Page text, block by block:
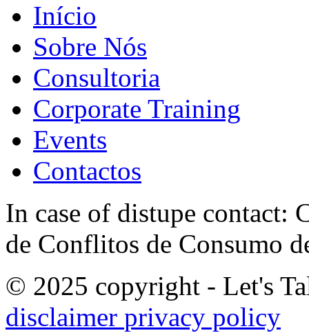
Início
Sobre Nós
Consultoria
Corporate Training
Events
Contactos
In case of distupe contact:
de Conflitos de Consumo
© 2025 copyright - Let's
disclaimer privacy policy